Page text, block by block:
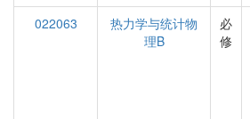
022063
热力学与统计物
理B
必
修